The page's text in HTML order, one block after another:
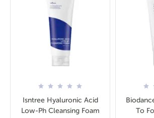
Isntree Hyaluronic Acid
Low-Ph Cleansing Foam
To